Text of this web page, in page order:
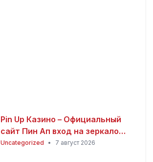
Pin Up Казино – Официальный
сайт Пин Ап вход на зеркало
(2026)
Uncategorized • 7 август 2026